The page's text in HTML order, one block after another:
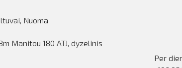
Nuoma
Manitou 180 ATJ, dyzelinis
Per